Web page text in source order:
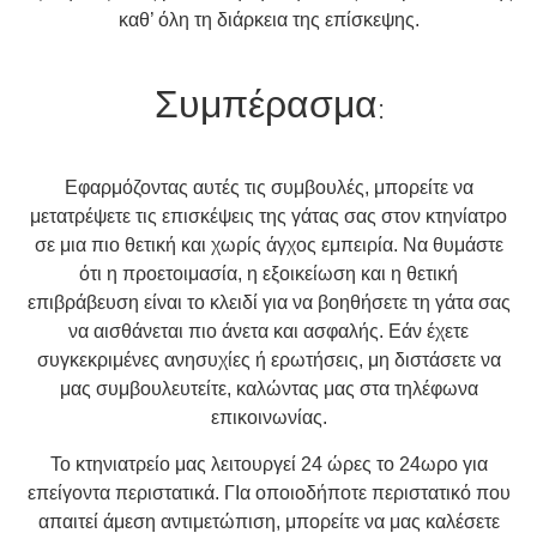
καθ’ όλη τη διάρκεια της επίσκεψης.
Συμπέρασμα:
Εφαρμόζοντας αυτές τις συμβουλές, μπορείτε να
μετατρέψετε τις επισκέψεις της γάτας σας στον κτηνίατρο
σε μια πιο θετική και χωρίς άγχος εμπειρία. Να θυμάστε
ότι η προετοιμασία, η εξοικείωση και η θετική
επιβράβευση είναι το κλειδί για να βοηθήσετε τη γάτα σας
να αισθάνεται πιο άνετα και ασφαλής. Εάν έχετε
συγκεκριμένες ανησυχίες ή ερωτήσεις, μη διστάσετε να
μας συμβουλευτείτε, καλώντας μας στα τηλέφωνα
επικοινωνίας.
Το κτηνιατρείο μας λειτουργεί 24 ώρες το 24ωρο για
επείγοντα περιστατικά. ΓΙα οποιοδήποτε περιστατικό που
απαιτεί άμεση αντιμετώπιση, μπορείτε να μας καλέσετε